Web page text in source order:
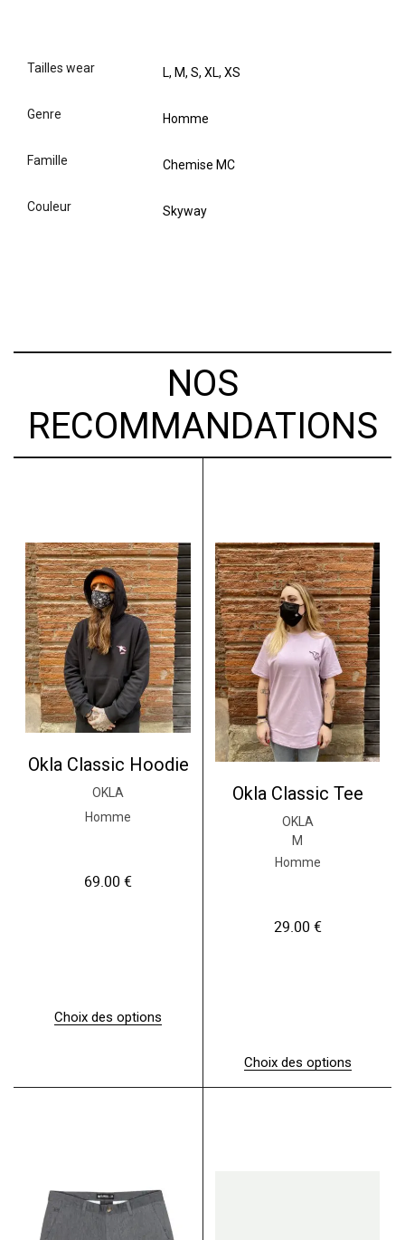
tailles wear L, M, S, XL, XS
genre Homme
famille Chemise MC
couleur Skyway
NOS
RECOMMANDATIONS
Okla Classic Hoodie
OKLA
Homme
69.00 €
Choix des options
p
l
Okla Classic Tee
OKLA
M
Homme
29.00 €
Choix des options
e